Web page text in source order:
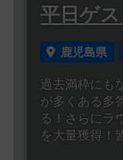
平日ゲ
鹿児島県
過去満枠にも
が多くある多
る！さらにラ
を大量獲得！